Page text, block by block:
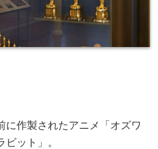
に作製されたアニメ「オズワ
ット」。